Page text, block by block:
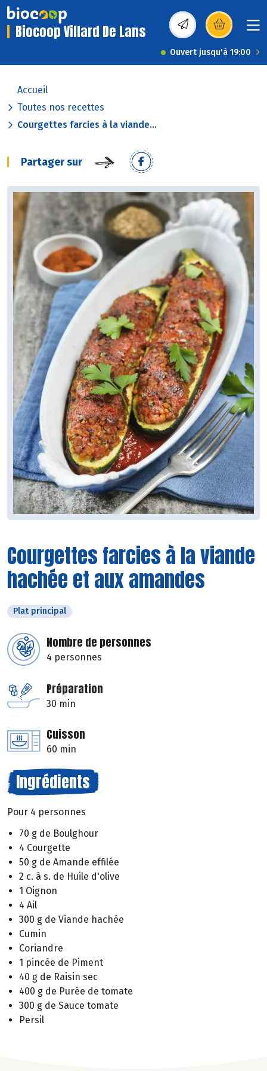
Biocoop Villard De Lans (s’ouvre dans une
Ouvert jusqu'à 19:00
Accueil
Toutes nos recettes
Courgettes farcies à la viande...
Partager sur
Courgettes farcies à la viande
hachée et aux amandes
Plat principal
Nombre de personnes
4 personnes
Préparation
30 min
Cuisson
60 min
Ingrédients
Pour 4 personnes
70 g de Boulghour
4 Courgette
50 g de Amande effilée
2 c. à s. de Huile d'olive
1 Oignon
4 Ail
300 g de Viande hachée
Cumin
Coriandre
1 pincée de Piment
40 g de Raisin sec
400 g de Purée de tomate
300 g de Sauce tomate
Persil